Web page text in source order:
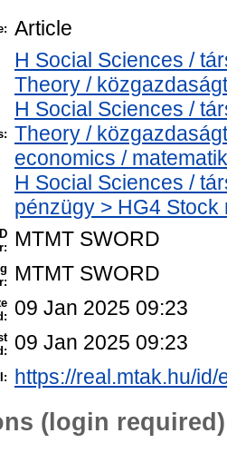
Article
H Social Sciences /
Theory /
H Social Sciences /
Theory /
economics /
H Social Sciences /
pénzügy > HG4
MTMT SWORD
MTMT SWORD
09 Jan 2025 09:23
09 Jan 2025 09:23
https://real.mtak.hu/id/
(login required)